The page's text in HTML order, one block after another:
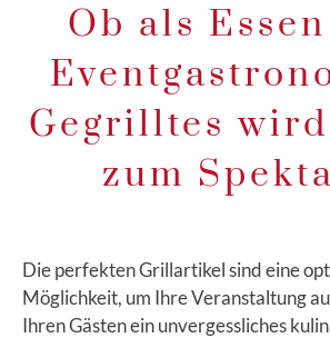
Ob als
Gegrilltes
zum
Die perfekten Grillartikel sind eine
Möglichkeit, um Ihre Veranstaltung
Ihren Gästen ein unvergessliches